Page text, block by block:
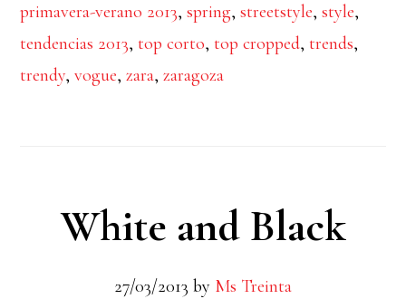
primavera-verano 2013,spring,streetstyle,style,
tendencias 2013, top corto, top cropped, trends,
trendy,vogue,zara,zaragoza
White and Black
27/03/2013 by Ms Treinta